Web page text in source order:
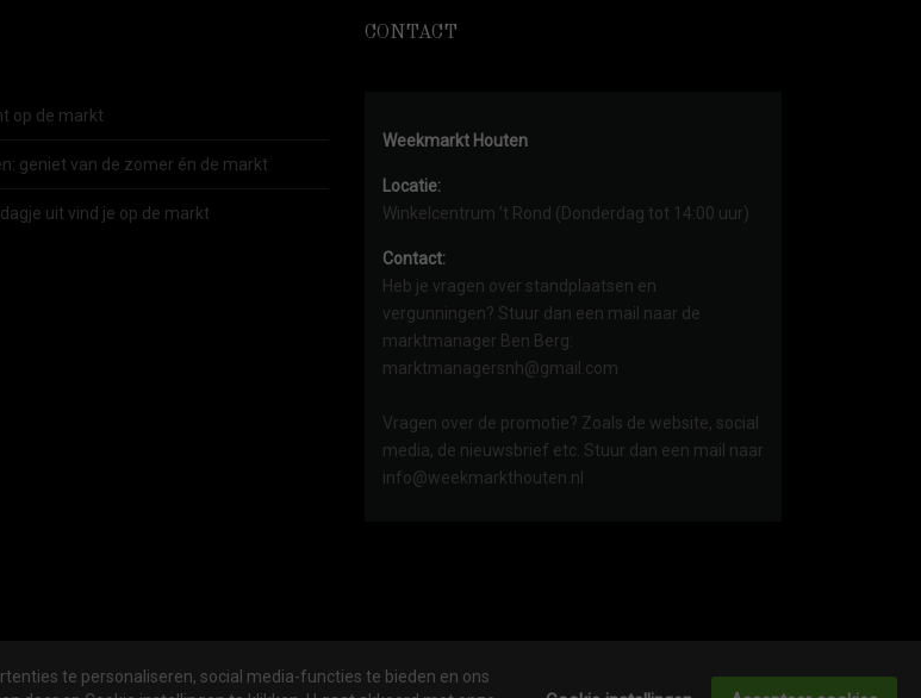
op de markt
geniet van de zomer én de markt
uit vind je op de markt
CONTACT
Weekmarkt Houten
Locatie:
Winkelcentrum ’t Rond (Donderdag tot 14:00 uur)
Contact:
Heb je vragen over standplaatsen en
vergunningen? Stuur dan een mail naar de
marktmanager Ben Berg:
marktmanagersnh@gmail.com
Vragen over de promotie? Zoals de website, social
media, de nieuwsbrief etc. Stuur dan een mail naar
info@weekmarkthouten.nl
te personaliseren, social media-functies te bieden en ons